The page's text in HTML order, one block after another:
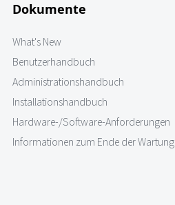
Dokumente
What's New
Benutzerhandbuch
Administrationshandbuch
Installationshandbuch
Hardware-/Software-Anforderungen
Informationen zum Ende der Wartung